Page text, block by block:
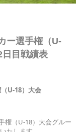
ー選手権（U-
日目戦績表
U-18）大会
権（U-18）大会グルー